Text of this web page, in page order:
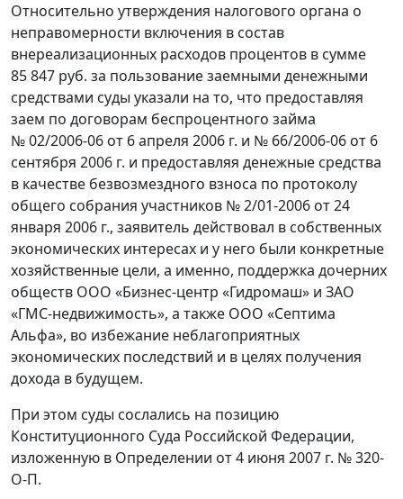
Относительно утверждения налогового органа о
неправомерности включения в состав
внереализационных расходов процентов в сумме
85 847 руб. за пользование заемными денежными
средствами суды указали на то, что предоставляя
заем по договорам беспроцентного займа
№ 02/2006-06 от 6 апреля 2006 г. и № 66/2006-06 от 6
сентября 2006 г. и предоставляя денежные средства
в качестве безвозмездного взноса по протоколу
общего собрания участников № 2/01-2006 от 24
января 2006 г., заявитель действовал в собственных
экономических интересах и у него были конкретные
хозяйственные цели, а именно, поддержка дочерних
обществ ООО «Бизнес-центр «Гидромаш» и ЗАО
«ГМС-недвижимость», а также ООО «Септима
Альфа», во избежание неблагоприятных
экономических последствий и в целях получения
дохода в будущем.
При этом суды сослались на позицию
Конституционного Суда Российской Федерации,
изложенную в Определении от 4 июня 2007 г. № 320-
О-П.